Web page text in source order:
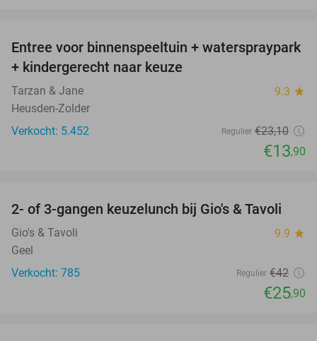
40%
Entree voor binnenspeeltuin + waterspraypark
+ kindergerecht naar keuze
Tarzan & Jane 9.3 star
Heusden-Zolder
Verkocht: 5.452
Regulier €23,10
€13,90
38%
2- of 3-gangen keuzelunch bij Gio's & Tavoli
Gio's & Tavoli 9.9 star
Geel
Verkocht: 785
Regulier €42
€25,90